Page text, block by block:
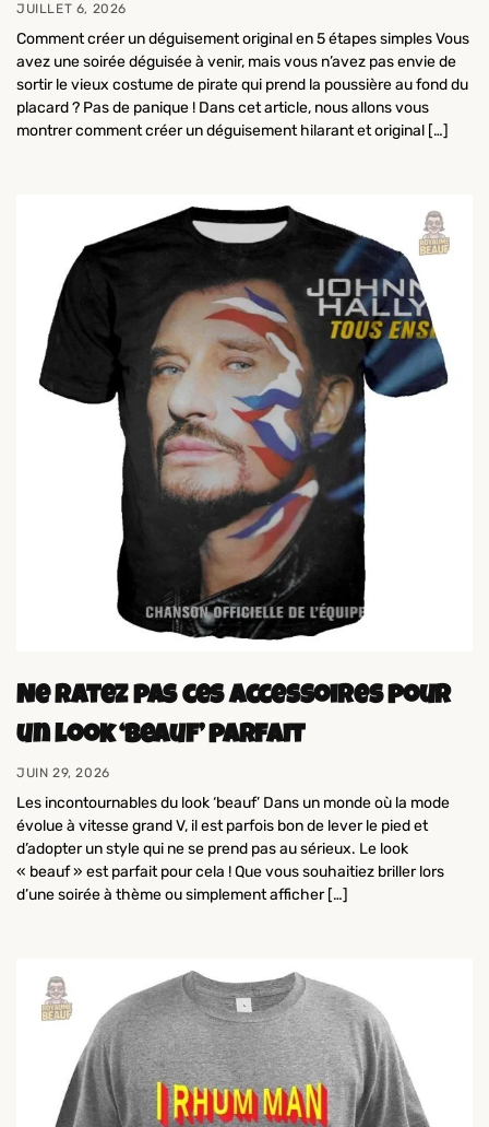
JUILLET 6, 2026
Comment créer un déguisement original en 5 étapes simples Vous
avez une soirée déguisée à venir, mais vous n’avez pas envie de
sortir le vieux costume de pirate qui prend la poussière au fond du
placard ? Pas de panique ! Dans cet article, nous allons vous
montrer comment créer un déguisement hilarant et original […]
Ne ratez pas ces accessoires pour
un look ‘beauf’ parfait
JUIN 29, 2026
Les incontournables du look ‘beauf’ Dans un monde où la mode
évolue à vitesse grand V, il est parfois bon de lever le pied et
d’adopter un style qui ne se prend pas au sérieux. Le look
« beauf » est parfait pour cela ! Que vous souhaitiez briller lors
d’une soirée à thème ou simplement afficher […]